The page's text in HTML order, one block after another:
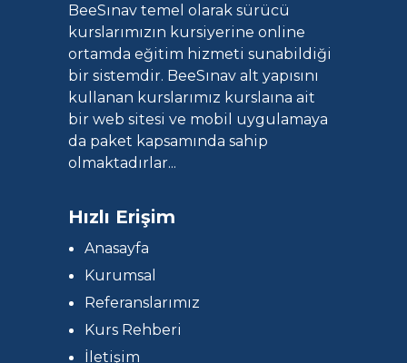
BeeSınav temel olarak sürücü
kurslarımızın kursiyerine online
ortamda eğitim hizmeti sunabildiği
bir sistemdir. BeeSınav alt yapısını
kullanan kurslarımız kurslaına ait
bir web sitesi ve mobil uygulamaya
da paket kapsamında sahip
olmaktadırlar...
Hızlı Erişim
Anasayfa
Kurumsal
Referanslarımız
Kurs Rehberi
İletişim